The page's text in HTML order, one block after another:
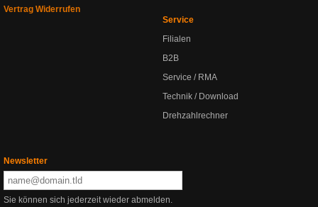
Vertrag Widerrufen
Service
Filialen
B2B
Service / RMA
Technik / Download
Drehzahlrechner
Newsletter
Sie können sich jederzeit wieder abmelden.